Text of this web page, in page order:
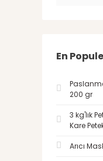
En
200 gr
3 kg'lık
Kare
Arıcı